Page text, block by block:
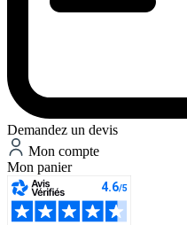
Demandez un devis
Mon compte
Mon panier